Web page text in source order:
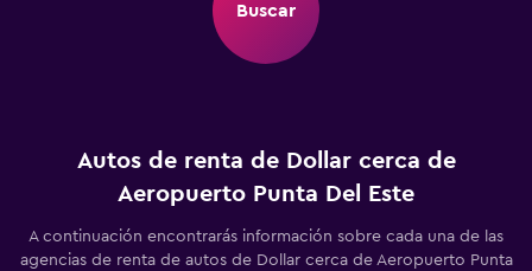
Buscar
Autos de renta de Dollar cerca de
Aeropuerto Punta Del Este
A continuación encontrarás información sobre cada una de las
agencias de renta de autos de Dollar cerca de Aeropuerto Punta